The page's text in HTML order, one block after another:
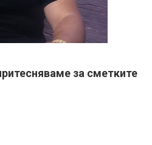
за сметките